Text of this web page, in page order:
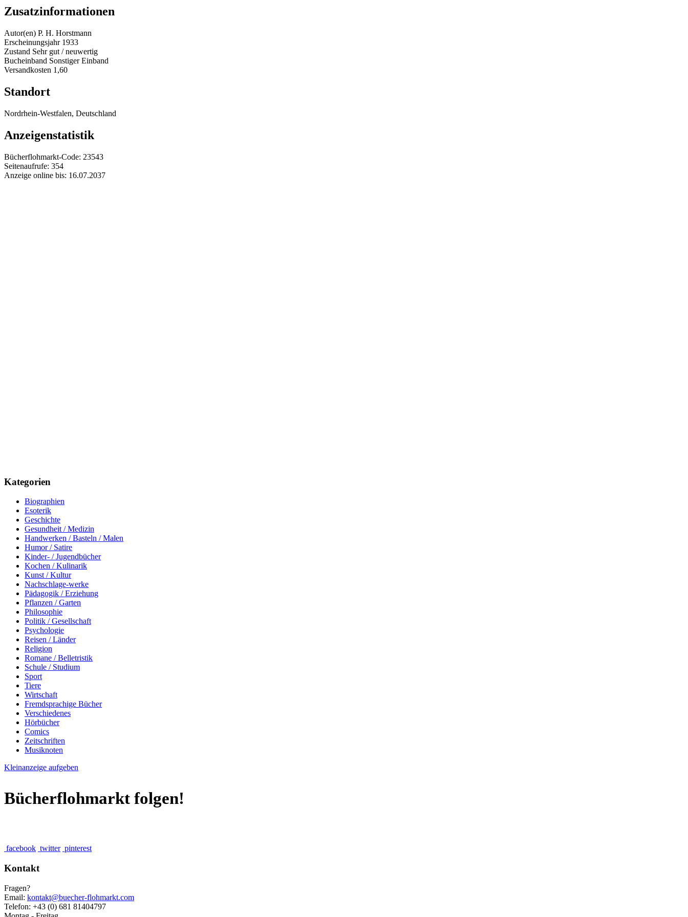
Zusatzinformationen
Autor(en) P. H. Horstmann
Erscheinungsjahr 1933
Zustand Sehr gut / neuwertig
Bucheinband Sonstiger Einband
Versandkosten 1,60
Standort
Nordrhein-Westfalen, Deutschland
Anzeigenstatistik
Bücherflohmarkt-Code: 23543
Seitenaufrufe: 354
Anzeige online bis: 16.07.2037
Kategorien
Biographien
Esoterik
Geschichte
Gesundheit / Medizin
Handwerken / Basteln / Malen
Humor / Satire
Kinder- / Jugendbücher
Kochen / Kulinarik
Kunst / Kultur
Nachschlage-werke
Pädagogik / Erziehung
Pflanzen / Garten
Philosophie
Politik / Gesellschaft
Psychologie
Reisen / Länder
Religion
Romane / Belletristik
Schule / Studium
Sport
Tiere
Wirtschaft
Fremdsprachige Bücher
Verschiedenes
Hörbücher
Comics
Zeitschriften
Musiknoten
Kleinanzeige aufgeben
Bücherflohmarkt folgen!
facebook twitter pinterest
Kontakt
Fragen?
Email: kontakt@buecher-flohmarkt.com
Telefon: +43 (0) 681 81404797